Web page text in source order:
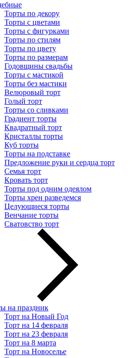
Торты по декору
Торты с цветами
Торты с фигурками
Торты по стилям
Торты по цвету
Торты по размерам
Годовщины свадьбы
Торты с мастикой
Торты без мастики
Велюровый торт
Голый торт
Торты со сливками
Градиент торты
Квадратный торт
Кристаллы торты
Куб торты
Торты на подставке
Предложение руки и сердца торт
Семья торт
Кровать торт
Торты под одним одеялом
Торты хрен разведемся
Целующиеся торты
Венчание торты
Сватовство торт
на праздник
Торт на Новый Год
Торт на 14 февраля
Торт на 23 февраля
Торт на 8 марта
Торт на Новоселье